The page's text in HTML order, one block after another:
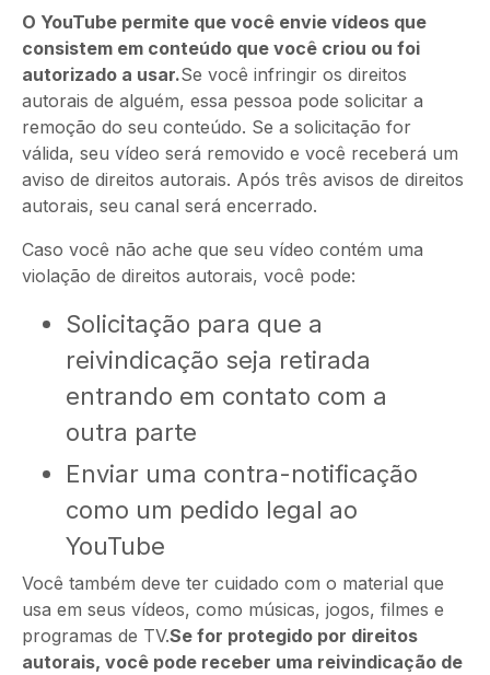
O YouTube permite que você envie vídeos que
consistem em conteúdo que você criou ou foi
autorizado a usar.Se você infringir os direitos
autorais de alguém, essa pessoa pode solicitar a
remoção do seu conteúdo. Se a solicitação for
válida, seu vídeo será removido e você receberá um
aviso de direitos autorais. Após três avisos de direitos
autorais, seu canal será encerrado.
Caso você não ache que seu vídeo contém uma
violação de direitos autorais, você pode:
Solicitação para que a
reivindicação seja retirada
entrando em contato com a
outra parte
Enviar uma contra-notificação
como um pedido legal ao
YouTube
Você também deve ter cuidado com o material que
usa em seus vídeos, como músicas, jogos, filmes e
programas de TV.Se for protegido por direitos
autorais, você pode receber uma reivindicação de